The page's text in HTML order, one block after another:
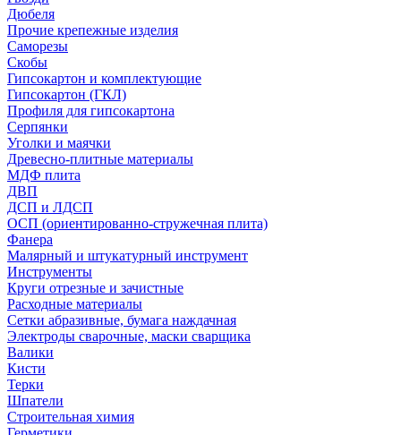
Дюбеля
Прочие крепежные изделия
Саморезы
Скобы
Гипсокартон и комплектующие
Гипсокартон (ГКЛ)
Профиля для гипсокартона
Серпянки
Уголки и маячки
Древесно-плитные материалы
МДФ плита
ДВП
ДСП и ЛДСП
ОСП (ориентированно-стружечная плита)
Фанера
Малярный и штукатурный инструмент
Инструменты
Круги отрезные и зачистные
Расходные материалы
Сетки абразивные, бумага наждачная
Электроды сварочные, маски сварщика
Валики
Кисти
Терки
Шпатели
Строительная химия